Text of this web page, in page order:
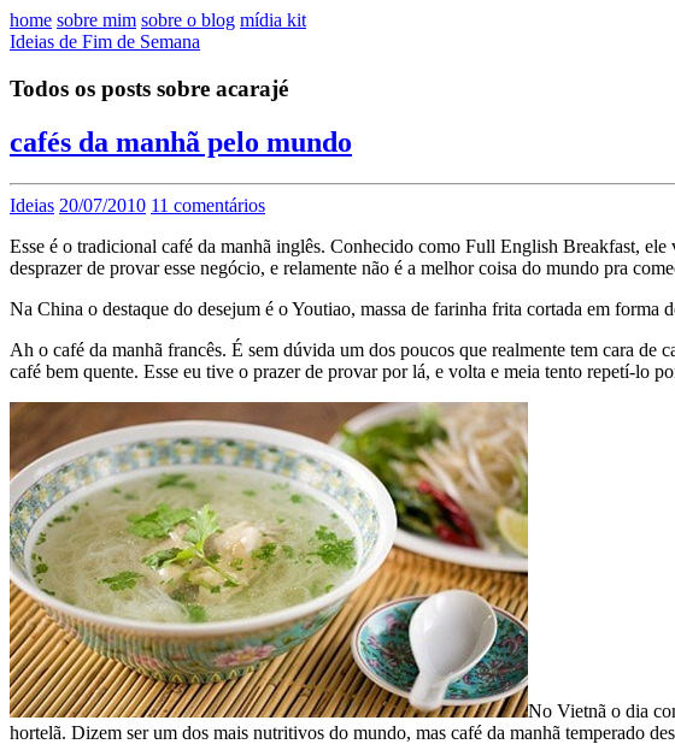
home sobre mim sobre o blog mídia kit
Ideias de Fim de Semana
Todos os posts sobre acarajé
cafés da manhã pelo mundo
Ideias 20/07/2010 11 comentários
Esse é o tradicional café da manhã inglês. Conhecido como Full English Breakfast,
desprazer de provar esse negócio, e relamente não é a melhor coisa do mundo pra
Na China o destaque do desejum é o Youtiao, massa de farinha frita cortada em forma
Ah o café da manhã francês. É sem dúvida um dos poucos que realmente tem cara
café bem quente. Esse eu tive o prazer de provar por lá, e volta e meia tento repetí-lo
No Vietnã o dia
hortelã. Dizem ser um dos mais nutritivos do mundo, mas café da manhã temperado